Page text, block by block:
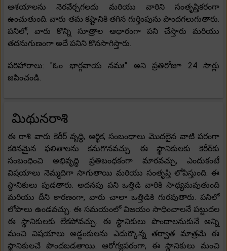
ఆశయాలను నెరవేర్చగలదు మరియు వారిని సంతృప్తికరంగా
ఉంచుతుంది. వారు తమ కష్టానికి తగిన గుర్తింపును పొందగలుగుతారు.
పనిలో, వారు కొన్ని సూత్రాల ఆధారంగా పని చేస్తారు మరియు
తదనుగుణంగా అదే పనిని కొనసాగిస్తారు.
పరిహారాలు: "ఓం భార్గవాయ నమః" అని ప్రతిరోజూ 24 సార్లు
జపించండి.
మిథునరాశి
ఈ రాశి వారు కెరీర్ వృద్ధి, ఆర్థిక, సంబంధాలు మొదలైన వాటి పరంగా
కఠినమైన ఫలితాలను కనుగొనవచ్చు. ఈ స్థానికులకు కెరీర్‌కు
సంబంధించి అభివృద్ధి ప్రతిబంధకంగా మారవచ్చు, ఎందుకంటే
విషయాలు నెమ్మదిగా సాగుతాయి మరియు సంతృప్తి లోపిస్తుంది. ఈ
స్థానికులు పుడతారు. అదనపు పని ఒత్తిడి వారికి సాధ్యమవుతుంది
మరియు దీని కారణంగా, వారు చాలా ఒత్తిడికి గురవుతారు. పనిలో
లోపాలు ఉండవచ్చు. ఈ సమయంలో విజయం సాధించాలనే పట్టుదల
ఈ స్థానికులకు లేకపోవచ్చు. ఈ స్థానికులు పొందాలనుకునే అన్ని
మంచి విషయాలు అడ్డంకులను ఎదుర్కొన్న తర్వాత మాత్రమే ఈ
స్థానికులచే పొందబడతాయి. ఆరోగ్యపరంగా, ఈ స్థానికులు మంచి